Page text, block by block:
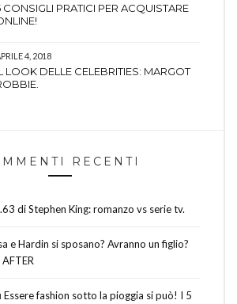
CONSIGLI PRATICI PER ACQUISTARE
4, 2018
LOOK DELLE CELEBRITIES: MARGOT
RECENTI
di Stephen King: romanzo vs serie tv.
e Hardin si sposano? Avranno un figlio?
Essere fashion sotto la pioggia si può! I 5